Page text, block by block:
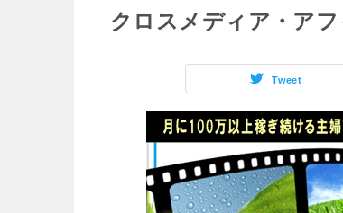
クロスメディア・ア
Tweet